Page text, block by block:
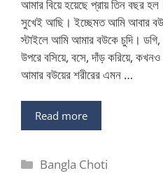
আমার বিয়ে হয়েছে প্রায় তিন বছর
সুখেই আছি। ইচ্ছেমত আমি আবার
স্টাইলে আমি আমার বউকে চুদি।
উপরে বসিয়ে, বসে, দাঁড় করিয়ে, কখনও
আমার বউয়ের শরীরের এমন …
Read more
Categories
Bangla Choti